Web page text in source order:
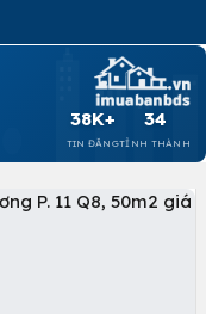
38K+
TIN ĐĂNG
34
TỈNH THÀNH